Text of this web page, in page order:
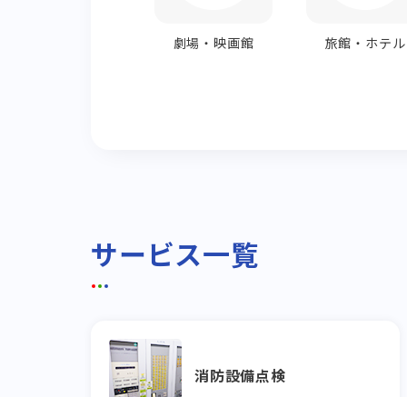
劇場・映画館 旅館・ホテル
サービス一覧
消防設備点検